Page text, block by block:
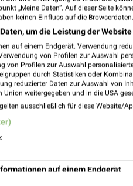
„Meine Daten“. Auf dieser Seite
keinen Einfluss auf die Browserdaten.
um die Leistung der
auf einem Endgerät. Verwendung
von Profilen zur Auswahl
von Profilen zur Auswahl
durch Statistiken oder
reduzierter Daten zur Auswahl von
weitergegeben und in die USA
ausschließlich für diese Website/
auf einem Endgerät